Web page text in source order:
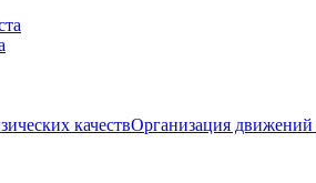
Организация движений